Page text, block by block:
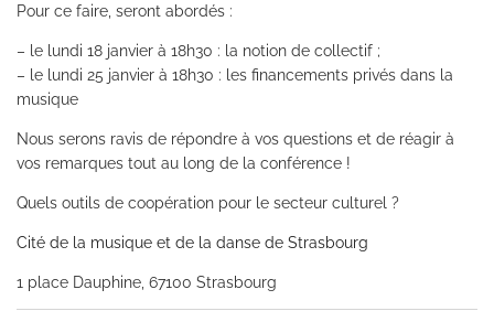
Pour ce faire, seront abordés :
– le lundi 18 janvier à 18h30 : la notion de collectif ;
– le lundi 25 janvier à 18h30 : les financements privés dans la
musique
Nous serons ravis de répondre à vos questions et de réagir à
vos remarques tout au long de la conférence !
Quels outils de coopération pour le secteur culturel ?
Cité de la musique et de la danse de Strasbourg
1 place Dauphine, 67100 Strasbourg